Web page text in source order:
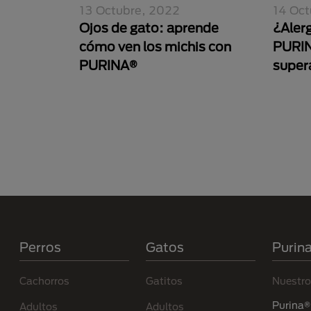
13 Octubre, 2022
Ojos de gato: aprende
cómo ven los michis con
PURINA®
14
Perros
Cachorros
Adultos
Gatos
Gatitos
Adultos